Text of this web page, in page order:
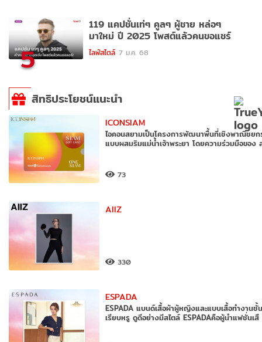
5
119 แคปชั่นเท่ๆ คูลๆ ผู้ชาย หล่อๆ
มาใหม่ ปี 2025 โพสต์แล้วคนขอแชร์
ไลฟ์สไตล์ 7 ม.ค. 68
สิทธิประโยชน์แนะนำ
ICONSIAM
ไอคอนสยามเป็นโครงการพัฒนาพื้นที่เชิงพาณิชยก
แบบผสมริมแม่น้ำเจ้าพระยา โดยความร่วมมือของ
73
AIIZ
330
ESPADA
ESPADA แบนด์เสื้อผ้าผู้หญิงและแบบเสื้อทํางานชั้
เรียบหรู ดูดีอย่างมีสไตล์ ESPADAคือผู้นำแฟชั่นเสื